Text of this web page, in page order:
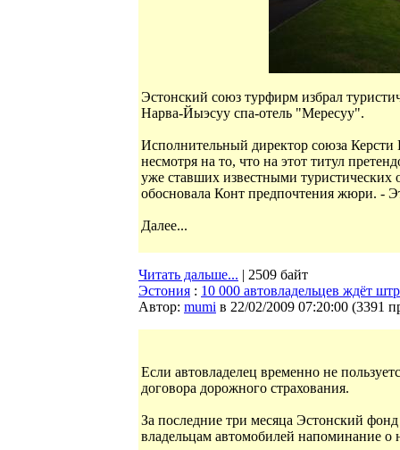
Эстонский союз турфирм избрал
Нарва-Йыэсуу спа-отель "Мересуу".
Исполнительный директор союза
несмотря на то, что на этот титул
уже ставших известными
обосновала Конт предпочтения жюри. -
Далее...
Читать дальше... | 2509 байт
Эстония : 10 000 автовладельцев ждёт
Автор: mumi в 22/02/2009 07:20:00 (3391
Если автовладелец временно не
договора дорожного страхования.
За последние три месяца Эстонский
владельцам автомобилей напоминание о